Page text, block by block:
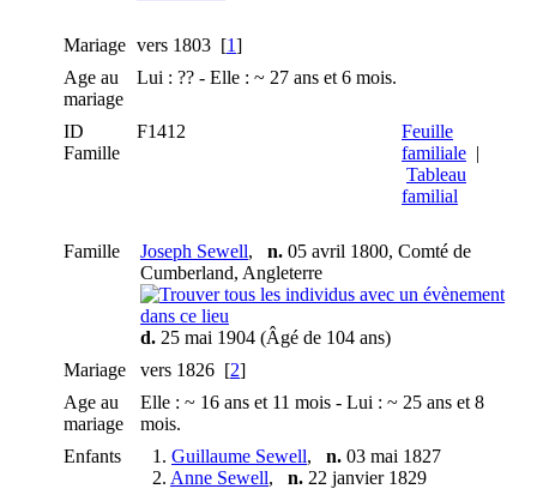
Mariage vers 1803 [1]
Age au
mariage
Lui : ?? - Elle : ~ 27 ans et 6 mois.
ID
Famille
F1412
Feuille
familiale |
Tableau
familial
Famille Joseph Sewell, n. 05 avril 1800, Comté de
Cumberland, Angleterre
d. 25 mai 1904 (Âgé de 104 ans)
Mariage
vers 1826 [2]
Age au
mariage
Elle : ~ 16 ans et 11 mois - Lui : ~ 25 ans et 8
mois.
Enfants
1. Guillaume Sewell, n. 03 mai 1827
2. Anne Sewell, n. 22 janvier 1829